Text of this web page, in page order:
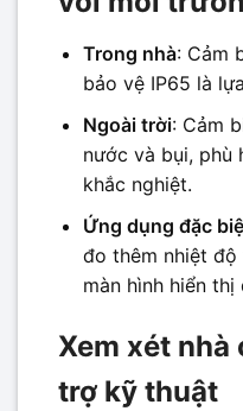
Trong nhà: Cảm
bảo vệ IP65 là
Ngoài trời: Cảm
nước và bụi, phù
khắc nghiệt.
Ứng dụng đặc
đo thêm nhiệt
màn hình hiển
Xem xét nhà
trợ kỹ thuật